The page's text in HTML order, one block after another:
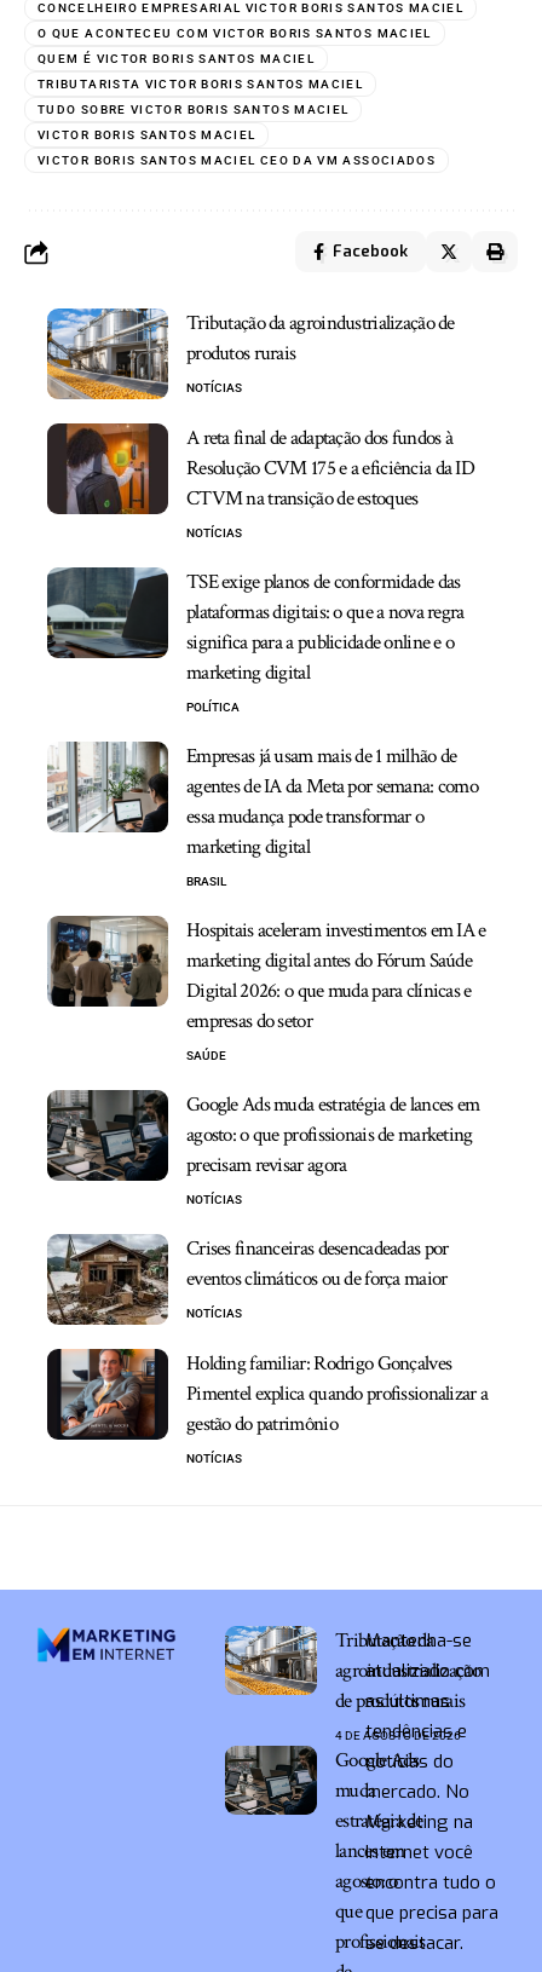
CONCELHEIRO EMPRESARIAL VICTOR BORIS SANTOS MACIEL
O QUE ACONTECEU COM VICTOR BORIS SANTOS MACIEL
QUEM É VICTOR BORIS SANTOS MACIEL
TRIBUTARISTA VICTOR BORIS SANTOS MACIEL
TUDO SOBRE VICTOR BORIS SANTOS MACIEL
VICTOR BORIS SANTOS MACIEL
VICTOR BORIS SANTOS MACIEL CEO DA VM ASSOCIADOS
Facebook
Tributação da agroindustrialização de
produtos rurais
NOTÍCIAS
A reta final de adaptação dos fundos à
Resolução CVM 175 e a eficiência da ID
CTVM na transição de estoques
NOTÍCIAS
TSE exige planos de conformidade das
plataformas digitais: o que a nova regra
significa para a publicidade online e o
marketing digital
POLÍTICA
Empresas já usam mais de 1 milhão de
agentes de IA da Meta por semana: como
essa mudança pode transformar o
marketing digital
BRASIL
Hospitais aceleram investimentos em IA e
marketing digital antes do Fórum Saúde
Digital 2026: o que muda para clínicas e
empresas do setor
SAÚDE
Google Ads muda estratégia de lances em
agosto: o que profissionais de marketing
precisam revisar agora
NOTÍCIAS
Crises financeiras desencadeadas por
eventos climáticos ou de força maior
NOTÍCIAS
Holding familiar: Rodrigo Gonçalves
Pimentel explica quando profissionalizar a
gestão do patrimônio
NOTÍCIAS
Tributação da
agroindustrialização
de produtos rurais
4 DE AGOSTO DE 2026
Google Ads
muda
estratégia de
lances em
agosto: o
que
profissionais
Mantenha-se
atualizado com
as últimas
tendências e
notícias do
mercado. No
Marketing na
Internet você
encontra tudo o
que precisa para
se destacar.